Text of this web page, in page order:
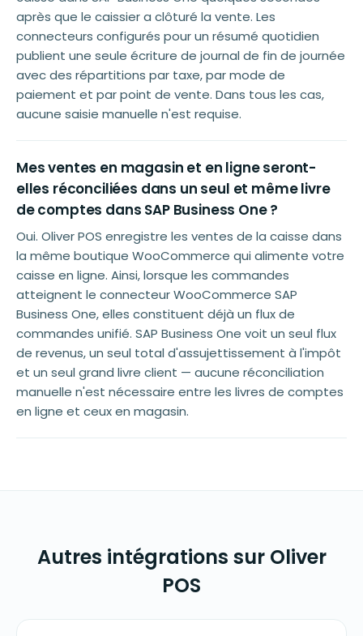
après que le caissier a clôturé la vente. Les
connecteurs configurés pour un résumé quotidien
publient une seule écriture de journal de fin de journée
avec des répartitions par taxe, par mode de
paiement et par point de vente. Dans tous les cas,
aucune saisie manuelle n'est requise.
Mes ventes en magasin et en ligne seront-
elles réconciliées dans un seul et même livre
de comptes dans SAP Business One ?
Oui. Oliver POS enregistre les ventes de la caisse dans
la même boutique WooCommerce qui alimente votre
caisse en ligne. Ainsi, lorsque les commandes
atteignent le connecteur WooCommerce SAP
Business One, elles constituent déjà un flux de
commandes unifié. SAP Business One voit un seul flux
de revenus, un seul total d'assujettissement à l'impôt
et un seul grand livre client — aucune réconciliation
manuelle n'est nécessaire entre les livres de comptes
en ligne et ceux en magasin.
Autres intégrations sur Oliver
POS